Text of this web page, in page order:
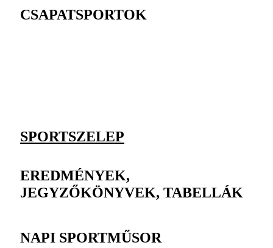
CSAPATSPORTOK
SPORTSZELEP
EREDMÉNYEK,
JEGYZŐKÖNYVEK, TABELLÁK
NAPI SPORTMŰSOR